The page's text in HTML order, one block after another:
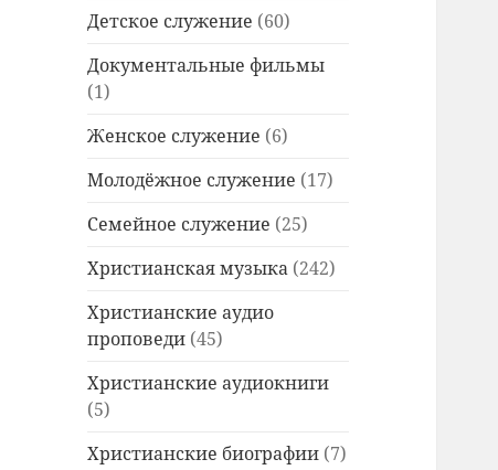
Детское служение (60)
Документальные фильмы
(1)
Женское служение (6)
Молодёжное служение (17)
Семейное служение (25)
Христианская музыка (242)
Христианские аудио
проповеди (45)
Христианские аудиокниги
(5)
Христианские биографии (7)